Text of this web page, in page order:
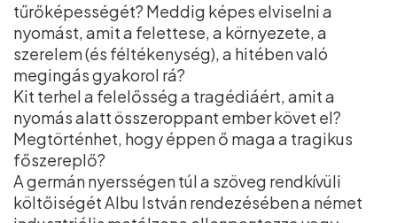
tűrőképességét? Meddig képes elviselni a
nyomást, amit a felettese, a környezete, a
szerelem (és féltékenység), a hitében való
megingás gyakorol rá?
Kit terhel a felelősség a tragédiáért, amit a
nyomás alatt összeroppant ember követ el?
Megtörténhet, hogy éppen ő maga a tragikus
főszereplő?
A germán nyersségen túl a szöveg rendkívüli
költőiségét Albu István rendezésében a német